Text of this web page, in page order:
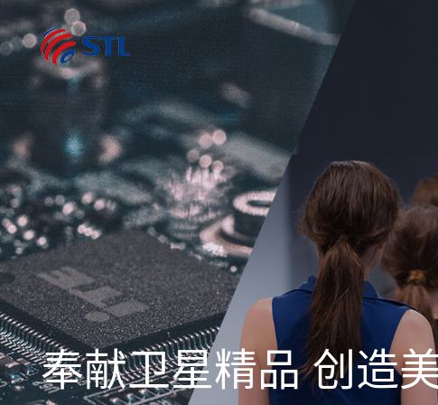
奉献卫星精品 创造